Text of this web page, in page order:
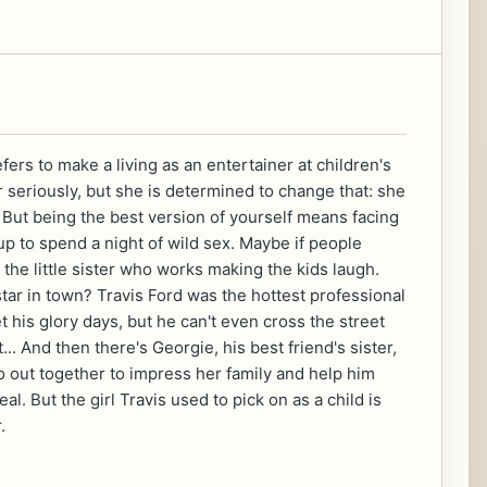
to make a living as an entertainer at children's
but she is determined to change that: she
being the best version of yourself means facing
to spend a night of wild sex. Maybe if people
little sister who works making the kids laugh.
in town? Travis Ford was the hottest professional
glory days, but he can't even cross the street
And then there's Georgie, his best friend's sister,
together to impress her family and help him
But the girl Travis used to pick on as a child is